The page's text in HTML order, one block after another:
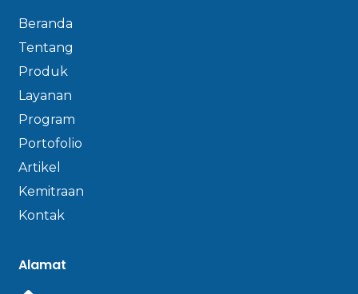
Beranda
Tentang
Produk
Layanan
Program
Portofolio
Artikel
Kemitraan
Kontak
Alamat